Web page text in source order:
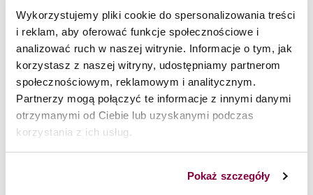
Wykorzystujemy pliki cookie do spersonalizowania treści
i reklam, aby oferować funkcje społecznościowe i
analizować ruch w naszej witrynie. Informacje o tym, jak
korzystasz z naszej witryny, udostępniamy partnerom
społecznościowym, reklamowym i analitycznym.
Partnerzy mogą połączyć te informacje z innymi danymi
otrzymanymi od Ciebie lub uzyskanymi podczas
korzystania z ich usług.
Pokaż szczegóły
Oznaczenia na garnkach – o czym informują?